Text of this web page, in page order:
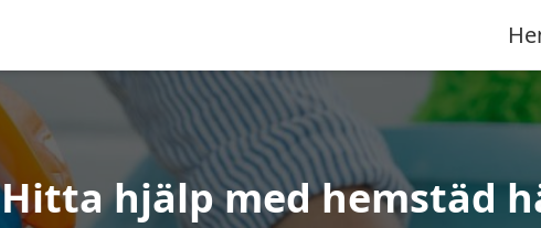
Hitta hjälp med hemstäd